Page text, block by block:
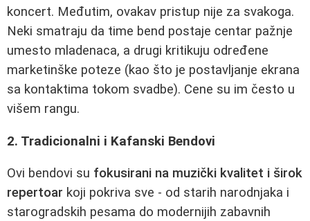
koncert. Međutim, ovakav pristup nije za svakoga.
Neki smatraju da time bend postaje centar pažnje
umesto mladenaca, a drugi kritikuju određene
marketinške poteze (kao što je postavljanje ekrana
sa kontaktima tokom svadbe). Cene su im često u
višem rangu.
2. Tradicionalni i Kafanski Bendovi
Ovi bendovi su fokusirani na muzički kvalitet i širok
repertoar koji pokriva sve - od starih narodnjaka i
starogradskih pesama do modernijih zabavnih